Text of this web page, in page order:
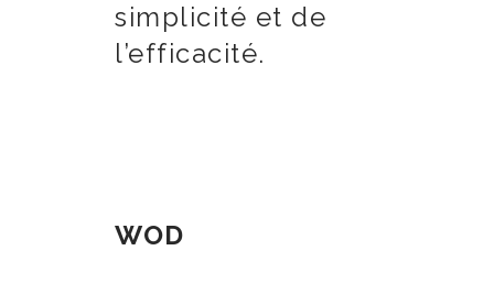
simplicité et de
l’efficacité.
WOD